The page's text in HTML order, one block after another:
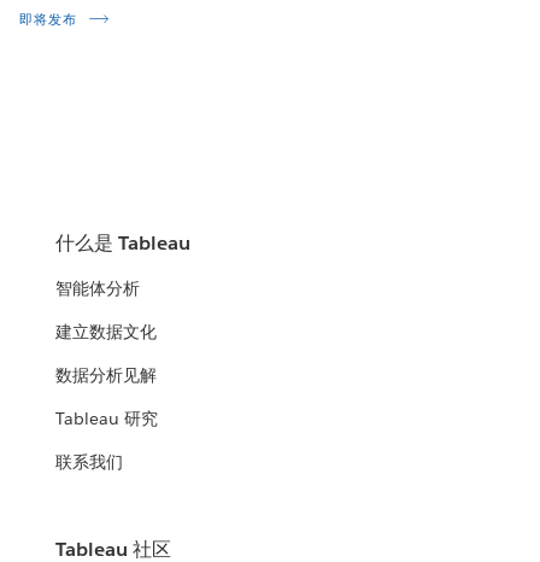
即将发布
什么是 Tableau
智能体分析
建立数据文化
数据分析见解
Tableau 研究
联系我们
Tableau 社区